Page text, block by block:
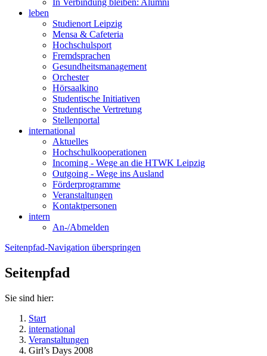
In Verbindung bleiben: Alumni
leben
Studienort Leipzig
Mensa & Cafeteria
Hochschulsport
Fremdsprachen
Gesundheitsmanagement
Orchester
Hörsaalkino
Studentische Initiativen
Studentische Vertretung
Stellenportal
international
Aktuelles
Hochschulkooperationen
Incoming - Wege an die HTWK Leipzig
Outgoing - Wege ins Ausland
Förderprogramme
Veranstaltungen
Kontaktpersonen
intern
An-/Abmelden
Seitenpfad-Navigation überspringen
Seitenpfad
Sie sind hier:
Start
international
Veranstaltungen
Girl’s Days 2008